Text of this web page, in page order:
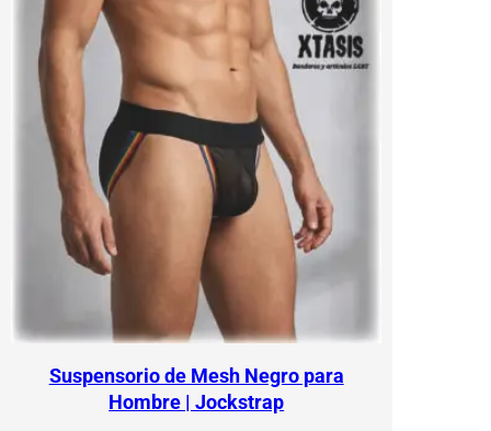
Suspensorio de Mesh Negro para
Hombre | Jockstrap